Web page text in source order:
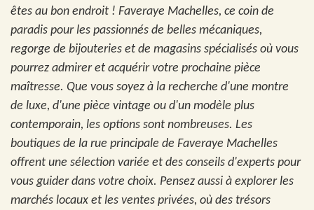
êtes au bon endroit ! Faveraye Machelles, ce coin de
paradis pour les passionnés de belles mécaniques,
regorge de bijouteries et de magasins spécialisés où vous
pourrez admirer et acquérir votre prochaine pièce
maîtresse. Que vous soyez à la recherche d'une montre
de luxe, d'une pièce vintage ou d'un modèle plus
contemporain, les options sont nombreuses. Les
boutiques de la rue principale de Faveraye Machelles
offrent une sélection variée et des conseils d'experts pour
vous guider dans votre choix. Pensez aussi à explorer les
marchés locaux et les ventes privées, où des trésors